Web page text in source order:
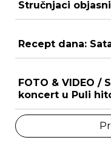
Stručnjaci
Recept dana:
FOTO & VIDEO /
koncert u Puli